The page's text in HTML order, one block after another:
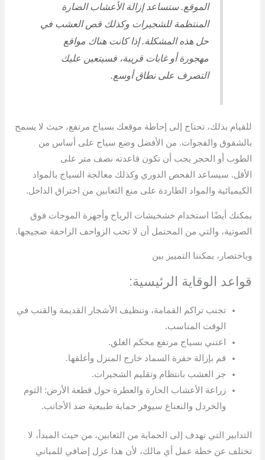
الموقع. ستساعد إزالة الأعشاب الضارة
المنتظمة للشجيرات وكذلك قص العشب في
حل هذه المشكلة. إذا كانت هناك مواقع
مهجورة أو غابات قريبة، فسيتعين عليك
التصرف على نطاق أوسع.
للقيام بذلك، تحتاج إلى إحاطة موقعك بسياج مرتفع، حيث لا يسمح
بالشقوق والفجوات. من الأفضل وضع سياج على أساس من
الطوب أو الحجر يجب أن تكون قاعدته نصف متر على
الأقل. سيساعد الفحص الدوري وكذلك معالجة السياج بالمواد
الكيميائية والمواد الطاردة على منع الثعابين من اختراق الداخل.
يمكنك أيضًا استخدام خشخيشات الرياح وأجهزة الموجات فوق
الصوتية، والتي من المحتمل أن لا تحب الزواحف الزاحفة ضجيجها.
وباختصار، يمكننا التمييز بين
قواعد الوقاية الرئيسية:
تجنب تراكم القمامة، وتنظيف الأشجار القديمة والقنب في
الوقت المناسب.
اعتني بسياج مرتفع محكم الغلق.
قم بإزالة حفرة السماد خارج المنزل وأغلقها.
جز العشب بانتظام وتقليم الشجيرات.
زراعة الأعشاب الحارة والعطرة حول قطعة الأرض: الثوم
والخردل والنعناع سيوفر حماية طبيعية ضد الأجانب.
التدابير التي تهدف إلى الحماية من الثعابين، من حيث المبدأ، لا
تختلف عن خطة عمل أي مالك، لأن هذا عزل إضافي للمباني